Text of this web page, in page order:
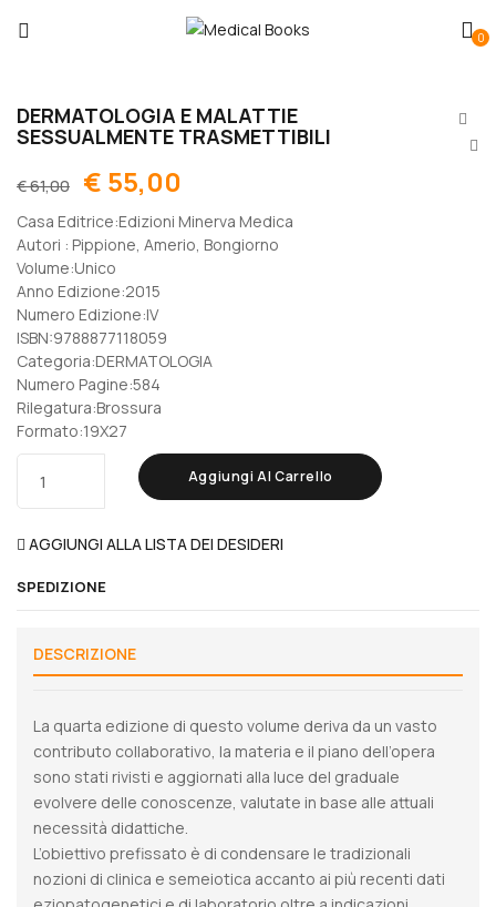
0
DERMATOLOGIA E MALATTIE
SESSUALMENTE TRASMETTIBILI
€61,00 € 55,00
Casa Editrice:Edizioni Minerva Medica
Autori : Pippione, Amerio, Bongiorno
Volume:Unico
Anno Edizione:2015
Numero Edizione:IV
ISBN:9788877118059
Categoria:DERMATOLOGIA
Numero Pagine:584
Rilegatura:Brossura
Formato:19X27
Aggiungi Al Carrello
AGGIUNGI ALLA LISTA DEI DESIDERI
SPEDIZIONE
DESCRIZIONE
La quarta edizione di questo volume deriva da un vasto
contributo collaborativo, la materia e il piano dell’opera
sono stati rivisti e aggiornati alla luce del graduale
evolvere delle conoscenze, valutate in base alle attuali
necessità didattiche.
L’obiettivo prefissato è di condensare le tradizionali
nozioni di clinica e semeiotica accanto ai più recenti dati